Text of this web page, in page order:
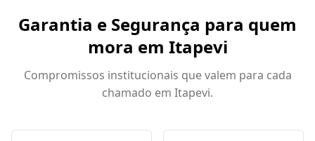
Garantia e Segurança para quem
mora em Itapevi
Compromissos institucionais que valem para cada
chamado em Itapevi.